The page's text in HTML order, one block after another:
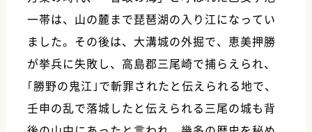
一帯は、山の麓まで琵琶湖の入り江になってい
ました。その後は、大溝城の外掘で、恵美押勝
が挙兵に失敗し、高島郡三尾崎で捕らえられ、
｢勝野の鬼江｣で斬罪されたと伝えられる地で、
壬申の乱で落城したと伝えられる三尾の城も背